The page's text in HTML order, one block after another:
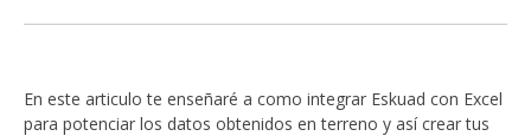
En este articulo te enseñaré a como integrar Eskuad con Excel
para potenciar los datos obtenidos en terreno y así crear tus